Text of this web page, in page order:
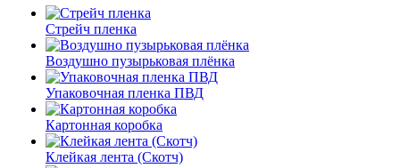
Стрейч пленка
Воздушно пузырьковая плёнка
Упаковочная пленка ПВД
Картонная коробка
Клейкая лента (Скотч)